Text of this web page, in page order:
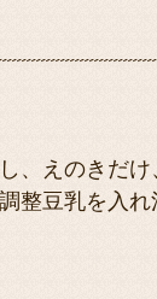
、えのきだ
整豆乳を入